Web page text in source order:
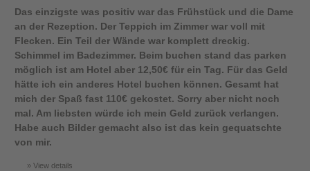
Das einzigste was positiv war das Frühstück und die Dame
an der Rezeption. Der Teppich im Zimmer war voll mit
Flecken. Ein Teil der Wände war komplett dreckig.
Schimmel im Badezimmer. Beim buchen stand das parken
möglich ist am Hotel aber 12,50€ für ein Tag. Für das Geld
hätte ich ein anderes Hotel buchen können. Gesamt hat
mich der Spaß fast 110€ gekostet. Sorry aber nicht noch
mal. Am liebsten würde ich mein Geld zurück verlangen.
Habe auch Bilder gemacht also ist das kein gequatschte
von mir.
View details